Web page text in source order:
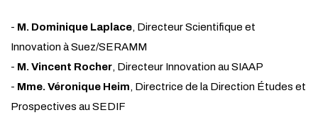
- M. Dominique Laplace, Directeur Scientifique et
Innovation à Suez/SERAMM
- M. Vincent Rocher, Directeur Innovation au SIAAP
- Mme. Véronique Heim, Directrice de la Direction Études et
Prospectives au SEDIF